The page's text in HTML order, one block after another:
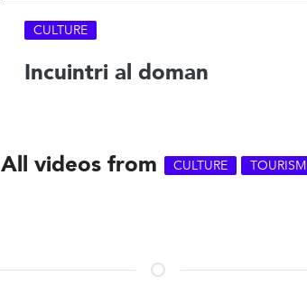
CULTURE
Incuintri al doman
All videos from CULTURE TOURISM